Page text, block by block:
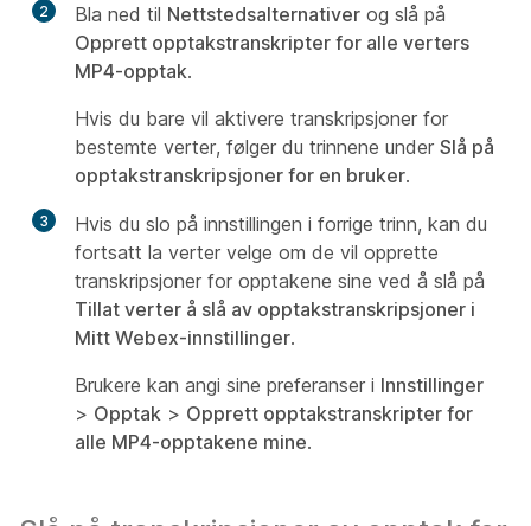
2 Bla ned til Nettstedsalternativer og slå på
Opprett opptakstranskripter for alle verters
MP4-opptak.
Hvis du bare vil aktivere transkripsjoner for
bestemte verter, følger du trinnene under Slå på
opptakstranskripsjoner for en bruker.
3
Hvis du slo på innstillingen i forrige trinn, kan du
fortsatt la verter velge om de vil opprette
transkripsjoner for opptakene sine ved å slå på
Tillat verter å slå av opptakstranskripsjoner i
Mitt Webex-innstillinger.
Brukere kan angi sine preferanser i Innstillinger
> Opptak > Opprett opptakstranskripter for
alle MP4-opptakene mine.